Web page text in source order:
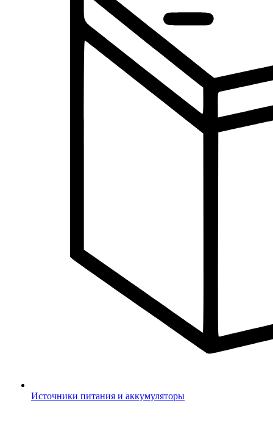
Источники питания и аккумуляторы